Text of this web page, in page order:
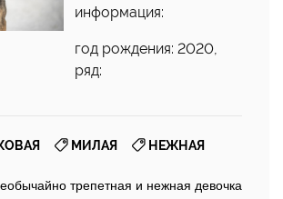
информация:
год рождения: 2020,
ряд:
МИЛАЯ НЕЖНАЯ
трепетная и нежная девочка